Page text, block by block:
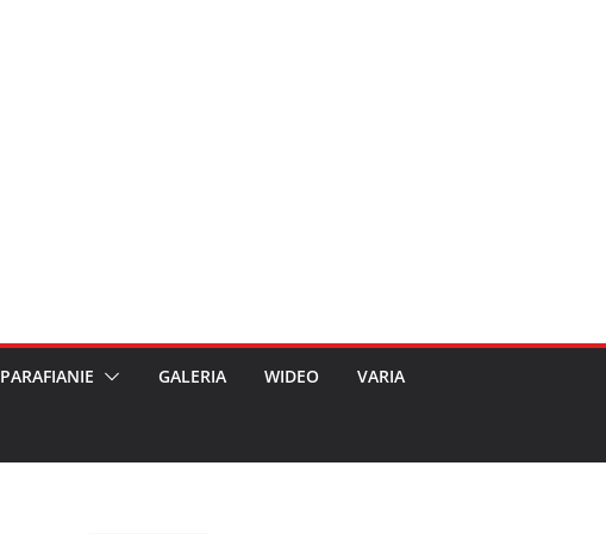
PARAFIANIE GALERIA WIDEO VARIA